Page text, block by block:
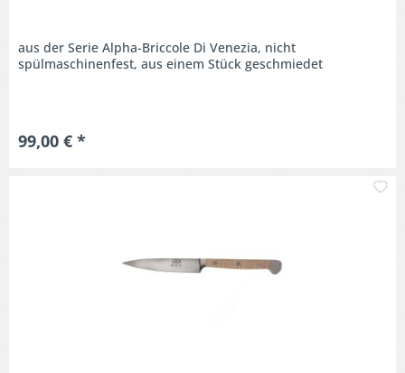
aus der Serie Alpha-Briccole Di Venezia, nicht
spülmaschinenfest, aus einem Stück geschmiedet
99,00 € *